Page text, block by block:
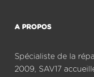
A PROPOS
Spécialiste de la
2009, SAV17